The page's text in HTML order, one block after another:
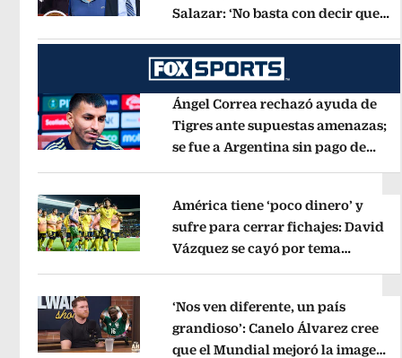
Salazar: ‘No basta con decir que
Ángel Correa rechazó ayuda de
Tigres ante supuestas amenazas;
se fue a Argentina sin pago de
América tiene ‘poco dinero’ y
sufre para cerrar fichajes: David
Vázquez se cayó por tema
‘Nos ven diferente, un país
grandioso’: Canelo Álvarez cree
que el Mundial mejoró la imagen